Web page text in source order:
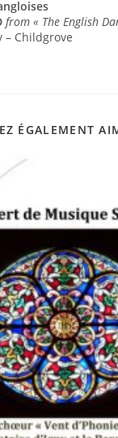
from « The English
– Childgrove
ÉGALEMENT